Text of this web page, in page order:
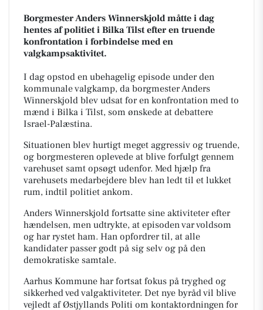
Borgmester Anders Winnerskjold måtte i dag
hentes af politiet i Bilka Tilst efter en truende
konfrontation i forbindelse med en
valgkampsaktivitet.
I dag opstod en ubehagelig episode under den
kommunale valgkamp, da borgmester Anders
Winnerskjold blev udsat for en konfrontation med to
mænd i Bilka i Tilst, som ønskede at debattere
Israel-Palæstina.
Situationen blev hurtigt meget aggressiv og truende,
og borgmesteren oplevede at blive forfulgt gennem
varehuset samt opsøgt udenfor. Med hjælp fra
varehusets medarbejdere blev han ledt til et lukket
rum, indtil politiet ankom.
Anders Winnerskjold fortsatte sine aktiviteter efter
hændelsen, men udtrykte, at episoden var voldsom
og har rystet ham. Han opfordrer til, at alle
kandidater passer godt på sig selv og på den
demokratiske samtale.
Aarhus Kommune har fortsat fokus på tryghed og
sikkerhed ved valgaktiviteter. Det nye byråd vil blive
vejledt af Østjyllands Politi om kontaktordningen for